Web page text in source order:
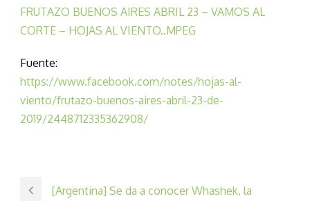
FRUTAZO BUENOS AIRES ABRIL 23 – VAMOS AL
CORTE – HOJAS AL VIENTO..MPEG
Fuente:
https://www.facebook.com/notes/hojas-al-
viento/frutazo-buenos-aires-abril-23-de-
2019/2448712335362908/
[Argentina] Se da a conocer Whashek, la